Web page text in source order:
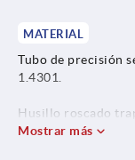
MATERIAL
Tubo de precisión
1.4301.
Husillo roscado
acero inoxidable
Mostrar más